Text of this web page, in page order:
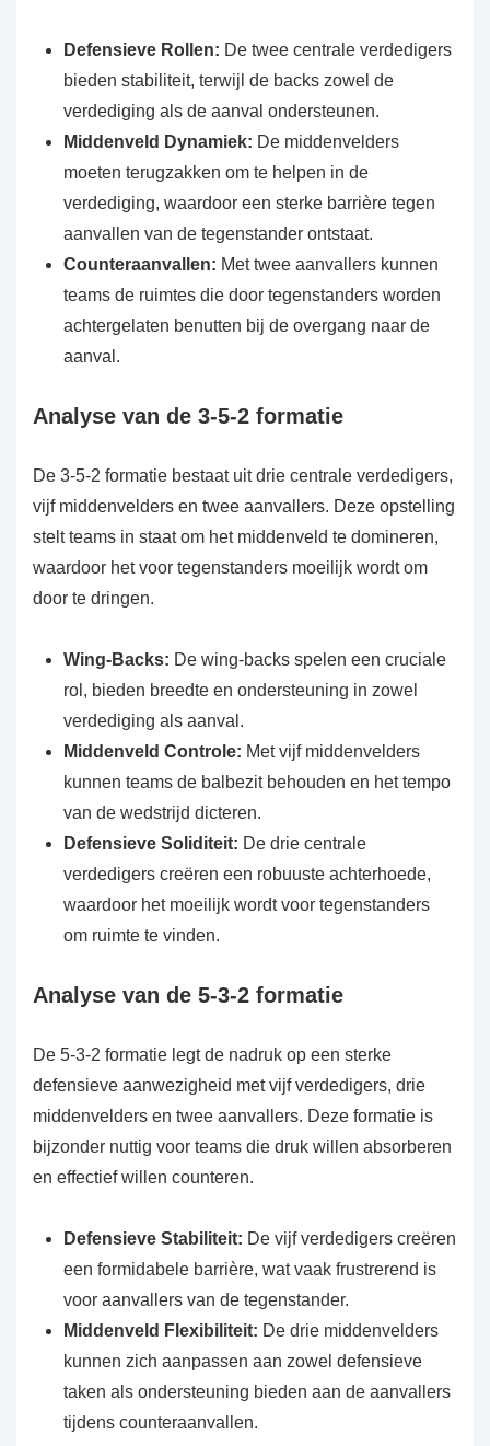
Defensieve Rollen: De twee centrale verdedigers
bieden stabiliteit, terwijl de backs zowel de
verdediging als de aanval ondersteunen.
Middenveld Dynamiek: De middenvelders
moeten terugzakken om te helpen in de
verdediging, waardoor een sterke barrière tegen
aanvallen van de tegenstander ontstaat.
Counteraanvallen: Met twee aanvallers kunnen
teams de ruimtes die door tegenstanders worden
achtergelaten benutten bij de overgang naar de
aanval.
Analyse van de 3-5-2 formatie
De 3-5-2 formatie bestaat uit drie centrale verdedigers,
vijf middenvelders en twee aanvallers. Deze opstelling
stelt teams in staat om het middenveld te domineren,
waardoor het voor tegenstanders moeilijk wordt om
door te dringen.
Wing-Backs: De wing-backs spelen een cruciale
rol, bieden breedte en ondersteuning in zowel
verdediging als aanval.
Middenveld Controle: Met vijf middenvelders
kunnen teams de balbezit behouden en het tempo
van de wedstrijd dicteren.
Defensieve Soliditeit: De drie centrale
verdedigers creëren een robuuste achterhoede,
waardoor het moeilijk wordt voor tegenstanders
om ruimte te vinden.
Analyse van de 5-3-2 formatie
De 5-3-2 formatie legt de nadruk op een sterke
defensieve aanwezigheid met vijf verdedigers, drie
middenvelders en twee aanvallers. Deze formatie is
bijzonder nuttig voor teams die druk willen absorberen
en effectief willen counteren.
Defensieve Stabiliteit: De vijf verdedigers creëren
een formidabele barrière, wat vaak frustrerend is
voor aanvallers van de tegenstander.
Middenveld Flexibiliteit: De drie middenvelders
kunnen zich aanpassen aan zowel defensieve
taken als ondersteuning bieden aan de aanvallers
tijdens counteraanvallen.